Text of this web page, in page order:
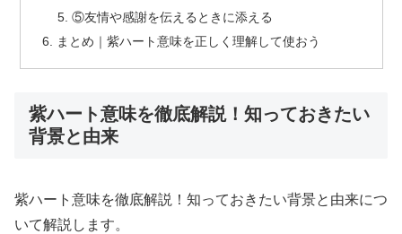
⑤友情や感謝を伝えるときに添える
まとめ｜紫ハート意味を正しく理解して使おう
紫ハート意味を徹底解説！知っておきたい
背景と由来
紫ハート意味を徹底解説！知っておきたい背景と由来につ
いて解説します。